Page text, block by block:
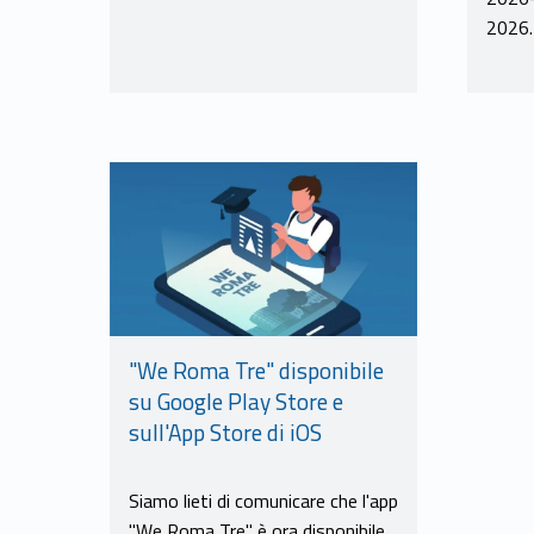
Link identifier #identifier__171247-11
"We Roma Tre" disponibile
su Google Play Store e
sull'App Store di iOS
Siamo lieti di comunicare che l'app